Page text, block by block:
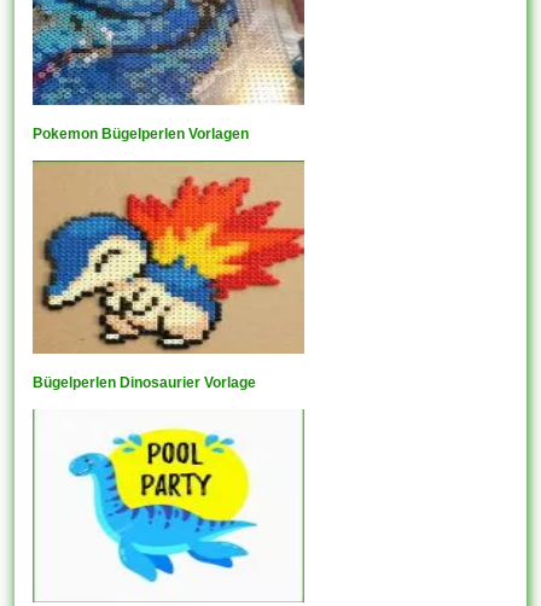
Pokemon Bügelperlen Vorlagen
Bügelperlen Dinosaurier Vorlage